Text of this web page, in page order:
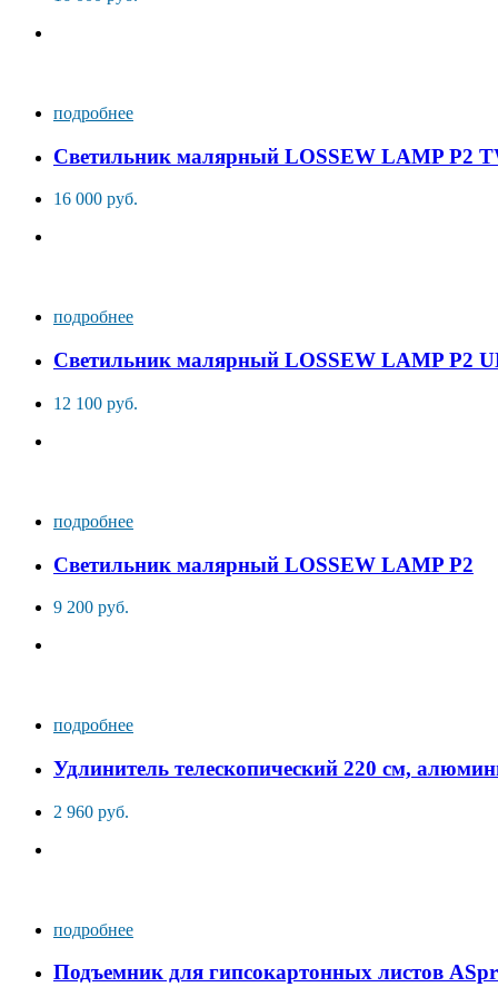
подробнее
Светильник малярный LOSSEW LAMP P2
16 000 руб.
подробнее
Светильник малярный LOSSEW LAMP P2
12 100 руб.
подробнее
Светильник малярный LOSSEW LAMP P2
9 200 руб.
подробнее
Удлинитель телескопический 220 см,
2 960 руб.
подробнее
Подъемник для гипсокартонных листов